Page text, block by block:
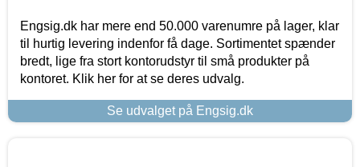
Engsig.dk har mere end 50.000 varenumre på lager, klar
til hurtig levering indenfor få dage. Sortimentet spænder
bredt, lige fra stort kontorudstyr til små produkter på
kontoret. Klik her for at se deres udvalg.
Se udvalget på Engsig.dk